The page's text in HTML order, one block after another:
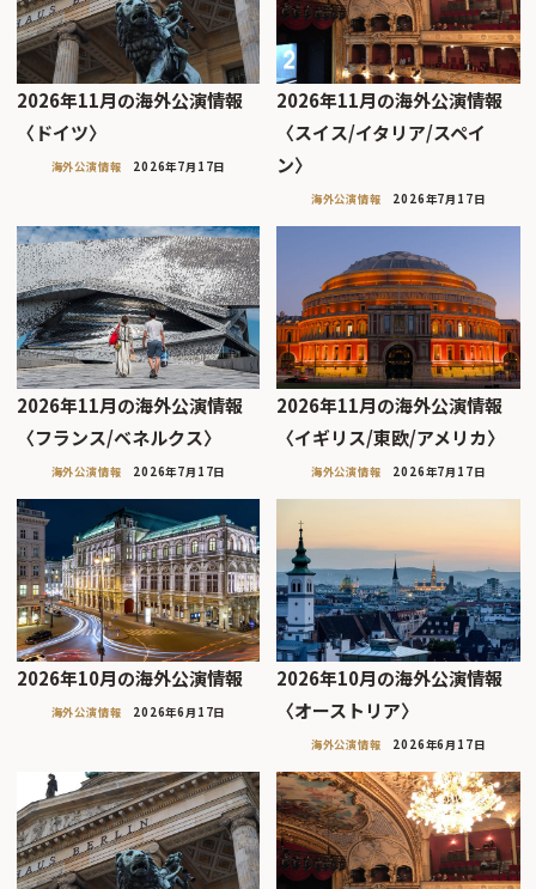
2026年11月の海外公演情報
〈ドイツ〉
海外公演情報 2026年7月17日
2026年11月の海外公演情報
〈スイス/イタリア/スペイ
ン〉
海外公演情報 2026年7月17日
2026年11月の海外公演情報
〈フランス/ベネルクス〉
海外公演情報 2026年7月17日
2026年11月の海外公演情報
〈イギリス/東欧/アメリカ〉
海外公演情報 2026年7月17日
2026年10月の海外公演情報
海外公演情報 2026年6月17日
2026年10月の海外公演情報
〈オーストリア〉
海外公演情報 2026年6月17日